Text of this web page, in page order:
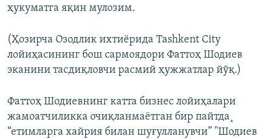
ҳукуматга яқин мулозим.
(Ҳозирча Озодлик ихтиëрида Tashkent City
лойиҳасининг бош сармоядори Фаттоҳ Шодиев
эканини тасдиқловчи расмий ҳужжатлар йўқ.)
Фаттоҳ Шодиевнинг катта бизнес лойиҳалари
жамоатчиликка очиқланмаëтган бир пайтда¸
“етимларга хайрия билан шуғулланувчи” "Шодиев